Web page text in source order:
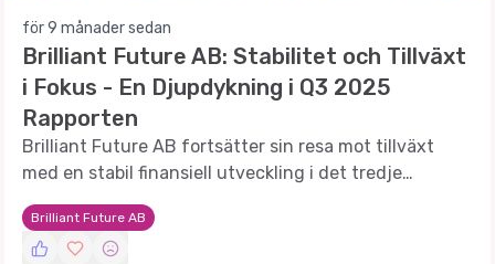
för 9 månader sedan
Brilliant Future AB: Stabilitet och Tillväxt
i Fokus - En Djupdykning i Q3 2025
Rapporten
Brilliant Future AB fortsätter sin resa mot tillväxt
med en stabil finansiell utveckling i det tredje
kvartalet 2025. Den senaste rapporten visar på
förbättringar i flera nyckeltal, trots en utmanande
marknad.
Brilliant Future AB